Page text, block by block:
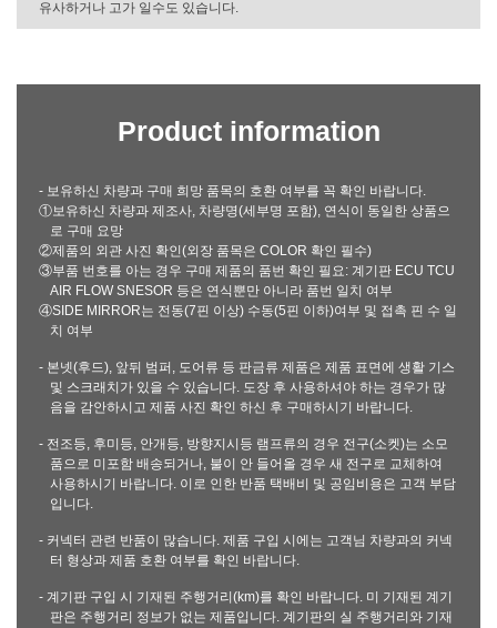
유사하거나 고가 일수도 있습니다.
Product information
- 보유하신 차량과 구매 희망 품목의 호환 여부를 꼭 확인 바랍니다.
①보유하신 차량과 제조사, 차량명(세부명 포함), 연식이 동일한 상품으
로 구매 요망
②제품의 외관 사진 확인(외장 품목은 COLOR 확인 필수)
③부품 번호를 아는 경우 구매 제품의 품번 확인 필요: 계기판 ECU TCU
AIR FLOW SNESOR 등은 연식뿐만 아니라 품번 일치 여부
④SIDE MIRROR는 전동(7핀 이상) 수동(5핀 이하)여부 및 접촉 핀 수 일
치 여부
- 본넷(후드), 앞뒤 범퍼, 도어류 등 판금류 제품은 제품 표면에 생활 기스
및 스크래치가 있을 수 있습니다. 도장 후 사용하셔야 하는 경우가 많
음을 감안하시고 제품 사진 확인 하신 후 구매하시기 바랍니다.
- 전조등, 후미등, 안개등, 방향지시등 램프류의 경우 전구(소켓)는 소모
품으로 미포함 배송되거나, 불이 안 들어올 경우 새 전구로 교체하여
사용하시기 바랍니다. 이로 인한 반품 택배비 및 공임비용은 고객 부담
입니다.
- 커넥터 관련 반품이 많습니다. 제품 구입 시에는 고객님 차량과의 커넥
터 형상과 제품 호환 여부를 확인 바랍니다.
- 계기판 구입 시 기재된 주행거리(km)를 확인 바랍니다. 미 기재된 계기
판은 주행거리 정보가 없는 제품입니다. 계기판의 실 주행거리와 기재